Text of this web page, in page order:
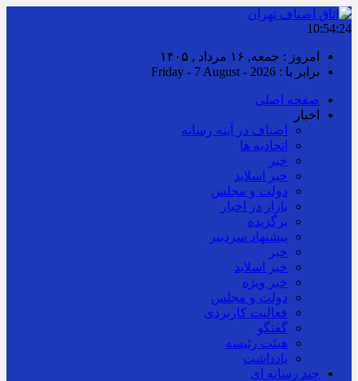
10:54:24
امروز : جمعه, ۱۶ مرداد , ۱۴۰۵
برابر با : Friday - 7 August - 2026
صفحه اصلی
اخبار
اصناف در آینه رسانه
اتحادیه ها
خبر
خبر اسلايد
دولت و مجلس
بازار در اخبار
برگزیده
پیشنهاد سردبیر
خبر
خبر اسلايد
خبر ویژه
دولت و مجلس
فعالیت کاربردی
گفتگو
هیئت رئیسه
یادداشت
چند رسانه ای